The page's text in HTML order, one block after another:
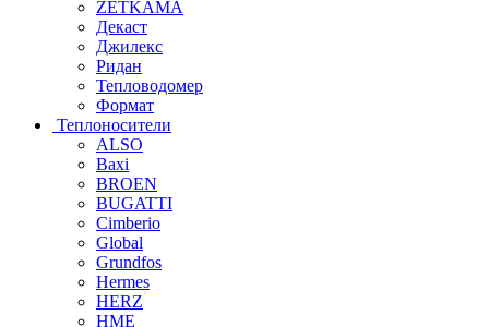
ZETKAMA
Декаст
Джилекс
Ридан
Тепловодомер
Формат
Теплоносители
ALSO
Baxi
BROEN
BUGATTI
Cimberio
Global
Grundfos
Hermes
HERZ
HME